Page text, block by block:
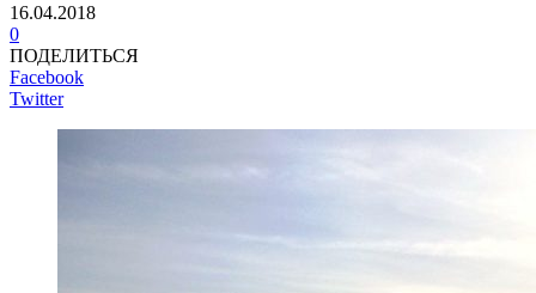
16.04.2018
0
ПОДЕЛИТЬСЯ
Facebook
Twitter